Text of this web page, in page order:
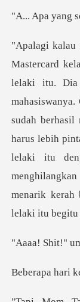
yang
swanya.
sudah berhasil
harus lebih
lelaki
t!"
hari